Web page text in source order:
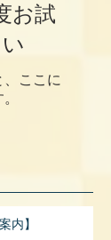
お試
ここに
内】